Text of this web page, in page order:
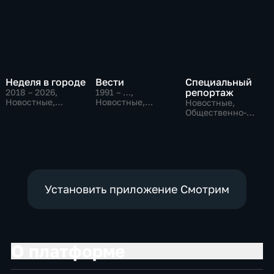
Неделя в городе
2018 – 2026,
Новостные,
Вести
1991 – …,
Новостные,
Специальный
репортаж
Новостные,
Общественно-
Установить приложение Смотрим